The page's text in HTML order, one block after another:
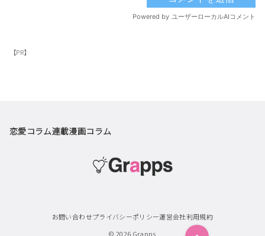
【PR】
恋愛コラム連載漫画コラム
お問い合わせプライバシーポリシー運営会社利用規約
© 2026 Grapps